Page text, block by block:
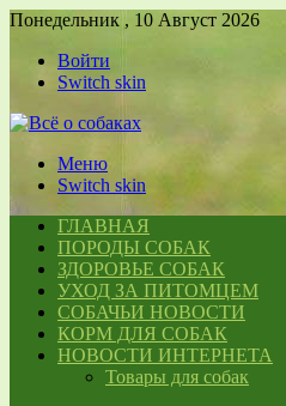
Понедельник , 10 Август 2026
Войти
Switch skin
Меню
Switch skin
ГЛАВНАЯ
ПОРОДЫ СОБАК
ЗДОРОВЬЕ СОБАК
УХОД ЗА ПИТОМЦЕМ
СОБАЧЬИ НОВОСТИ
КОРМ ДЛЯ СОБАК
НОВОСТИ ИНТЕРНЕТА
Товары для собак